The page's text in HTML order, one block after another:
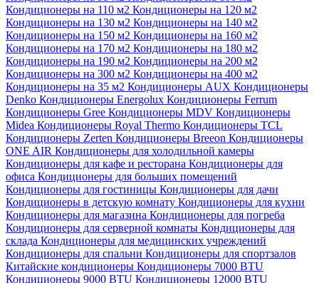
Кондиционеры на 110 м2 Кондиционеры на 120 м2
Кондиционеры на 130 м2 Кондиционеры на 140 м2
Кондиционеры на 150 м2 Кондиционеры на 160 м2
Кондиционеры на 170 м2 Кондиционеры на 180 м2
Кондиционеры на 190 м2 Кондиционеры на 200 м2
Кондиционеры на 300 м2 Кондиционеры на 400 м2
Кондиционеры на 35 м2 Кондиционеры AUX Кондиционеры
Denko Кондиционеры Energolux Кондиционеры Ferrum
Кондиционеры Gree Кондиционеры MDV Кондиционеры
Midea Кондиционеры Royal Thermo Кондиционеры TCL
Кондиционеры Zerten Кондиционеры Breeon Кондиционеры
ONE AIR Кондиционеры для холодильной камеры
Кондиционеры для кафе и ресторана Кондиционеры для
офиса Кондиционеры для больших помещений
Кондиционеры для гостиницы Кондиционеры для дачи
Кондиционеры в детскую комнату Кондиционеры для кухни
Кондиционеры для магазина Кондиционеры для погреба
Кондиционеры для серверной комнаты Кондиционеры для
склада Кондиционеры для медицинских учреждений
Кондиционеры для спальни Кондиционеры для спортзалов
Китайские кондиционеры Кондиционеры 7000 BTU
Кондиционеры 9000 BTU Кондиционеры 12000 BTU